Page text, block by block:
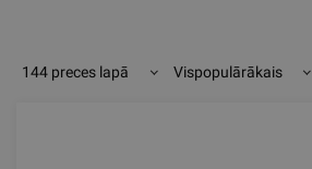
144 preces lapā Vispopulārākais